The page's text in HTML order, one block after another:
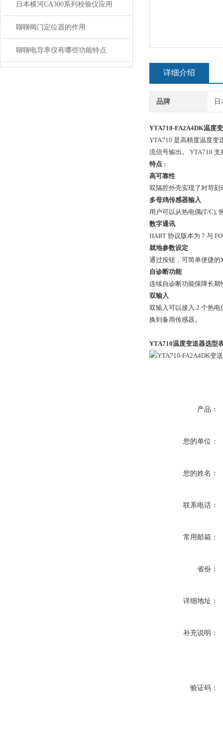
日本横河CA300系列校验仪应用
聊聊阀门定位器的作用
聊聊电导率仪有哪些功能特点
详细介绍
品牌
YTA710-FA2A4DK温度
YTA710 是高精度温度变
流信号输出。 YTA710 支
特点 :
高可靠性
双隔腔外壳实现了对苛刻
多母鸡传感器输入
用户可以从热电偶(T/C),
数字通讯
HART 协议版本为 7 与
就地参数设定
通过按钮，可简单便捷的
自诊断功能
连续自诊断功能保障长
双输入
双输入可以接入 2 个热
换到备用传感器。
YTA710温度变送器选型
产品：
您的单位：
您的姓名：
联系电话：
常用邮箱：
省份：
详细地址：
补充说明：
验证码：